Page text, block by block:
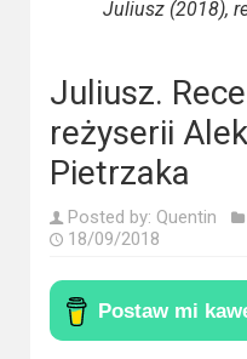
Komedie
Korea
Południowa
Filmy
na
faktach
Juliusz (2018),
Juliusz.
reżyserii
Pietrzaka
Posted by: Quentin
18/09/2018